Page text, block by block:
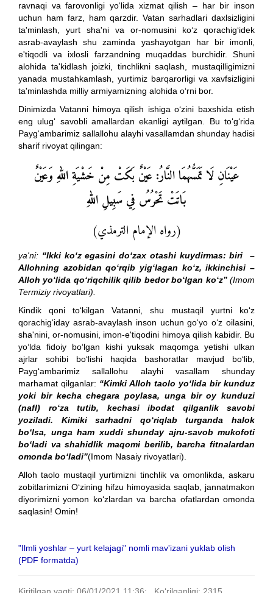
ravnaqi va farovonligi yo‘lida xizmat qilish – har bir inson
uchun ham farz, ham qarzdir. Vatan sarhadlari daxlsizligini
ta'minlash, yurt sha'ni va or-nomusini ko‘z qorachig‘idek
asrab-avaylash shu zaminda yashayotgan har bir imonli,
e'tiqodli va ixlosli farzandning muqaddas burchidir. Shuni
alohida ta'kidlash joizki, tinchlikni saqlash, mustaqilligimizni
yanada mustahkamlash, yurtimiz barqarorligi va xavfsizligini
ta'minlashda milliy armiyamizning alohida o‘rni bor.
Dinimizda Vatanni himoya qilish ishiga o‘zini baxshida etish
eng ulug‘ savobli amallardan ekanligi aytilgan. Bu to‘g‘rida
Payg‘ambarimiz sallallohu alayhi vasallamdan shunday hadisi
sharif rivoyat qilingan:
عَيْنَانِ لَا تَمَسُّهُمَا النَّارُ: عَيْنٌ بَكَتْ مِنْ خَشْيَةِ اللهِ وَعَيْنٌ
بَاتَتْ تَحْرُسُ فِي سَبِيلِ اللهِ
(رواه الإمام الترمذي)
ya'ni: “Ikki ko‘z egasini do‘zax otashi kuydirmas: biri –
Allohning azobidan qo‘rqib yig‘lagan ko‘z, ikkinchisi –
Alloh yo‘lida qo‘riqchilik qilib bedor bo‘lgan ko‘z” (Imom
Termiziy rivoyatlari).
Kindik qoni to‘kilgan Vatanni, shu mustaqil yurtni ko‘z
qorachig‘iday asrab-avaylash inson uchun go‘yo o‘z oilasini,
sha'nini, or-nomusini, imon-e'tiqodini himoya qilish kabidir. Bu
yo‘lda fidoiy bo‘lgan kishi yuksak maqomga yetishi ulkan
ajrlar sohibi bo‘lishi haqida bashoratlar mavjud bo‘lib,
Payg‘ambarimiz sallallohu alayhi vasallam shunday
marhamat qilganlar: “Kimki Alloh taolo yo‘lida bir kunduz
yoki bir kecha chegara poylasa, unga bir oy kunduzi
(nafl) ro‘za tutib, kechasi ibodat qilganlik savobi
yoziladi. Kimiki sarhadni qo‘riqlab turganda halok
bo‘lsa, unga ham xuddi shunday ajru-savob mukofoti
bo‘ladi va shahidlik maqomi berilib, barcha fitnalardan
omonda bo‘ladi”(Imom Nasaiy rivoyatlari).
Alloh taolo mustaqil yurtimizni tinchlik va omonlikda, askaru
zobitlarimizni O‘zining hifzu himoyasida saqlab, jannatmakon
diyorimizni yomon ko‘zlardan va barcha ofatlardan omonda
saqlasin! Omin!
"Ilmli yoshlar – yurt kelajagi" nomli mav'izani yuklab olish
(PDF formatda)